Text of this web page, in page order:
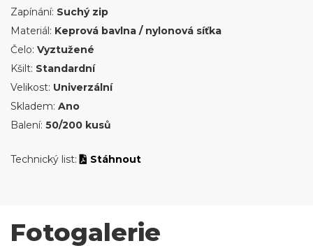
Zapínání: Suchý zip
Materiál: Keprová bavlna / nylonová síťka
Čelo: Vyztužené
Kšilt: Standardní
Velikost: Univerzální
Skladem: Ano
Balení: 50/200 kusů
Technický list: Stáhnout
Fotogalerie